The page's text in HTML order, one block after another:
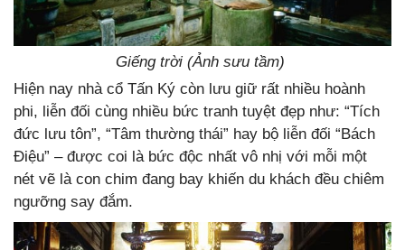
Giếng trời (Ảnh sưu tầm)
Hiện nay nhà cổ Tấn Ký còn lưu giữ rất nhiều hoành
phi, liễn đối cùng nhiều bức tranh tuyệt đẹp như: “Tích
đức lưu tôn”, “Tâm thường thái” hay bộ liễn đối “Bách
Điệu” – được coi là bức độc nhất vô nhị với mỗi một
nét vẽ là con chim đang bay khiến du khách đều chiêm
ngưỡng say đắm.